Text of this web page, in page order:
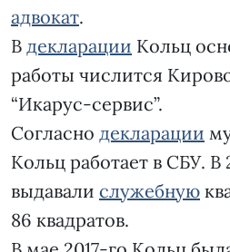
адвокат.
В декларации Кольц
работы числится
“Икарус-сервис”.
Согласно декларации
Кольц работает в СБУ.
выдавали служебную
86 квадратов.